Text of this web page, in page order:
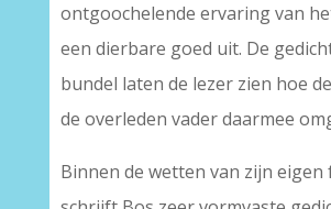
ontgoochelende ervaring van
een dierbare goed uit. De
bundel laten de lezer zien hoe
de overleden vader daarmee
Binnen de wetten van zijn eigen